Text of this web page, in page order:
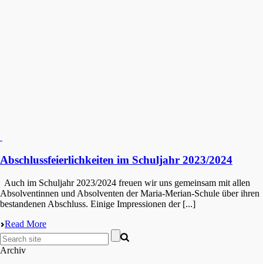
Abschlussfeierlichkeiten im Schuljahr 2023/2024
Auch im Schul­jahr 2023/2024 freuen wir uns gemein­sam mit allen
Absol­ven­tin­nen und Absol­ven­ten der Maria-Merian-Schule über ihren
bestan­de­nen Abschluss. Einige Impres­sio­nen der [...]
Read More
Archiv